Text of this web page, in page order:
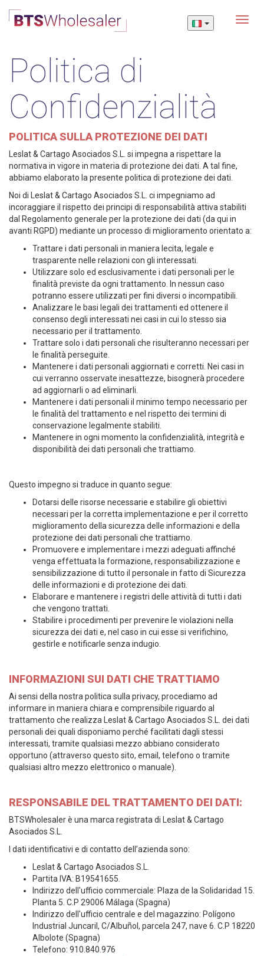
Menu
Politica di
Confidenzialità
POLITICA SULLA PROTEZIONE DEI DATI
Leslat & Cartago Asociados S.L. si impegna a rispettare la
normativa in vigore in materia di protezione dei dati. A tal fine,
abbiamo elaborato la presente politica di protezione dei dati.
Noi di Leslat & Cartago Asociados S.L. ci impegniamo ad
incoraggiare il rispetto dei principi di responsabilità attiva stabiliti
dal Regolamento generale per la protezione dei dati (da qui in
avanti RGPD) mediante un processo di miglioramento orientato a:
Trattare i dati personali in maniera lecita, legale e
trasparente nelle relazioni con gli interessati.
Utilizzare solo ed esclusivamente i dati personali per le
finalità previste da ogni trattamento. In nessun caso
potranno essere utilizzati per fini diversi o incompatibili.
Analizzare le basi legali dei trattamenti ed ottenere il
consenso degli interessati nei casi in cui lo stesso sia
necessario per il trattamento.
Trattare solo i dati personali che risulteranno necessari per
le finalità perseguite.
Mantenere i dati personali aggiornati e corretti. Nei casi in
cui verranno osservate inesattezze, bisognerà procedere
ad aggiornarli o ad eliminarli.
Mantenere i dati personali il minimo tempo necessario per
le finalità del trattamento e nel rispetto dei termini di
conservazione legalmente stabiliti.
Mantenere in ogni momento la confidenzialità, integrità e
disponibilità dei dati personali che trattiamo.
Questo impegno si traduce in quanto segue:
Dotarsi delle risorse necessarie e stabilire gli obiettivi
necessari per la corretta implementazione e per il corretto
miglioramento della sicurezza delle informazioni e della
protezione dei dati personali che trattiamo.
Promuovere e implementare i mezzi adeguati affinché
venga effettuata la formazione, responsabilizzazione e
sensibilizzazione di tutto il personale in fatto di Sicurezza
delle informazioni e di protezione dei dati.
Elaborare e mantenere i registri delle attività di tutti i dati
che vengono trattati.
Stabilire i procedimenti per prevenire le violazioni nella
sicurezza dei dati e, nel caso in cui esse si verifichino,
gestirle e notificarle senza indugio.
INFORMAZIONI SUI DATI CHE TRATTIAMO
Ai sensi della nostra politica sulla privacy, procediamo ad
informare in maniera chiara e comprensibile riguardo al
trattamento che realizza Leslat & Cartago Asociados S.L. dei dati
personali dei quali disponiamo perché facilitati dagli stessi
interessati, tramite qualsiasi mezzo abbiano considerato
opportuno (attraverso questo sito, email, telefono o tramite
qualsiasi altro mezzo elettronico o manuale).
RESPONSABILE DEL TRATTAMENTO DEI DATI:
BTSWholesaler è una marca registrata di Leslat & Cartago
Asociados S.L.
I dati identificativi e di contatto dell’azienda sono:
Leslat & Cartago Asociados S.L.
Partita IVA: B19541655.
Indirizzo dell'ufficio commerciale: Plaza de la Solidaridad 15.
Planta 5. C.P 29006 Málaga (Spagna)
Indirizzo dell'ufficio centrale e del magazzino: Polígono
Industrial Juncaril, C/Albuñol, parcela 247, nave 6. C.P 18220
Albolote (Spagna)
Telefono: 910.840.976